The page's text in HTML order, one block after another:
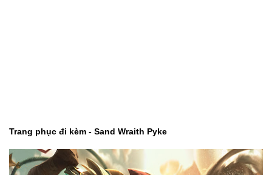
Trang phục đi kèm - Sand Wraith Pyke